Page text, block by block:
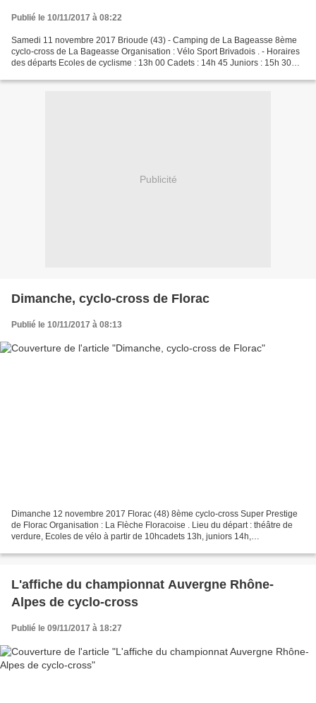
Publié le 10/11/2017 à 08:22
Samedi 11 novembre 2017 Brioude (43) - Camping de La Bageasse 8ème
cyclo-cross de La Bageasse Organisation : Vélo Sport Brivadois . - Horaires
des départs Ecoles de cyclisme : 13h 00 Cadets : 14h 45 Juniors : 15h 30
Publicité
Dimanche, cyclo-cross de Florac
Publié le 10/11/2017 à 08:13
Dimanche 12 novembre 2017 Florac (48) 8ème cyclo-cross Super Prestige
de Florac Organisation : La Flèche Floracoise . Lieu du départ : théâtre de
verdure, Ecoles de vélo à partir de 10hcadets 13h, juniors 14h,
L'affiche du championnat Auvergne Rhône-
Alpes de cyclo-cross
Publié le 09/11/2017 à 18:27